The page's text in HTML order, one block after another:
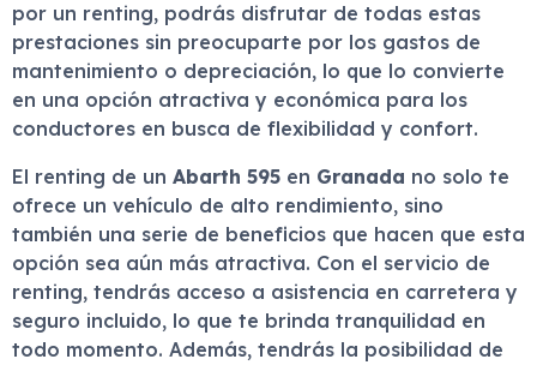
por un renting, podrás disfrutar de todas estas
prestaciones sin preocuparte por los gastos de
mantenimiento o depreciación, lo que lo convierte
en una opción atractiva y económica para los
conductores en busca de flexibilidad y confort.
El renting de un Abarth 595 en Granada no solo te
ofrece un vehículo de alto rendimiento, sino
también una serie de beneficios que hacen que esta
opción sea aún más atractiva. Con el servicio de
renting, tendrás acceso a asistencia en carretera y
seguro incluido, lo que te brinda tranquilidad en
todo momento. Además, tendrás la posibilidad de